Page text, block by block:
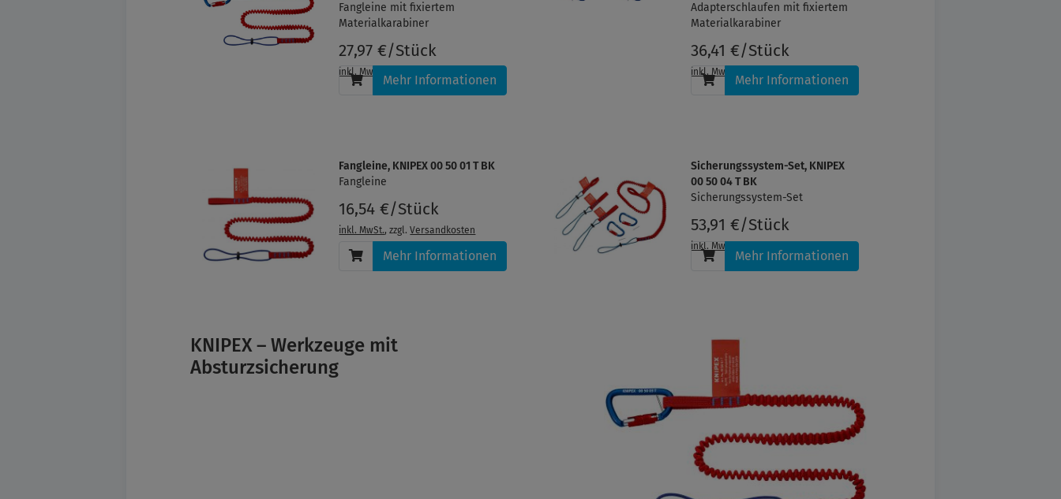
Fangleine mit fixiertem
Materialkarabiner
27,97 €/Stück
inkl. MwSt. , zzgl. Versandkosten
Mehr Informationen
Adapterschlaufen mit fixiertem
Materialkarabiner
36,41 €/Stück
inkl. MwSt. , zzgl. Versandkosten
Mehr Informationen
Fangleine, KNIPEX 00 50 01 T BK
Fangleine
16,54 €/Stück
inkl. MwSt., zzgl.Versandkosten
Mehr Informationen
Sicherungssystem-Set, KNIPEX
00 50 04 T BK
Sicherungssystem-Set
53,91 €/Stück
inkl. MwSt.
Mehr Informationen
KNIPEX – Werkzeuge mit
Absturzsicherung